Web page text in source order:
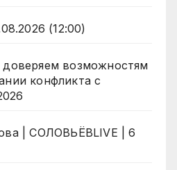
(12:00)
возможностям
конфликта с
| СОЛОВЬЁВLIVE | 6